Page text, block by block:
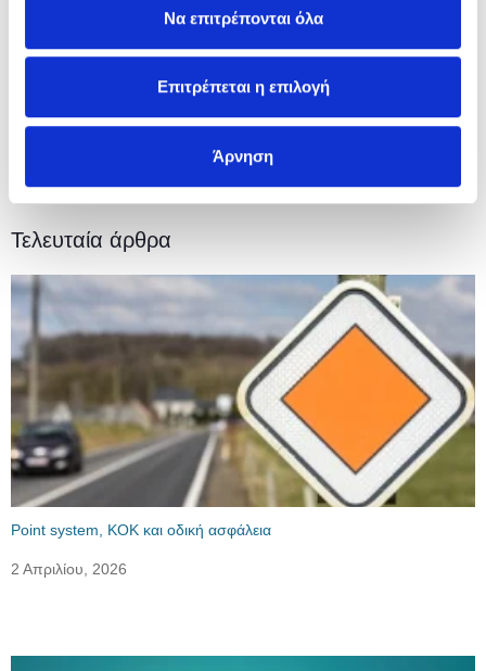
Να επιτρέπονται όλα
Επιτρέπεται η επιλογή
Άρνηση
Τελευταία άρθρα
Point system, ΚΟΚ και οδική ασφάλεια
2 Απριλίου, 2026